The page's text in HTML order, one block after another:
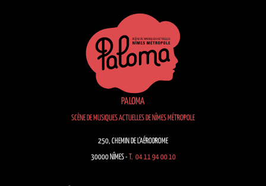
PALOMA
SCÈNE DE MUSIQUES ACTUELLES DE NÎMES MÉTROPOLE
250, CHEMIN DE L’AÉRODROME
30000 NÎMES - T. 04 11 94 00 10